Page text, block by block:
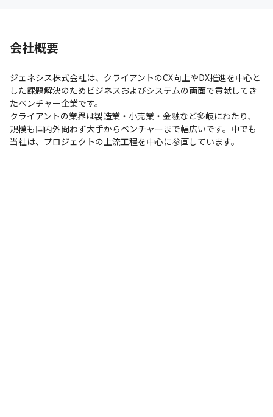
会社概要
ジェネシス株式会社は、クライアントのCX向上やDX推進を中心と
した課題解決のためビジネスおよびシステムの両面で貢献してき
たベンチャー企業です。
クライアントの業界は製造業・小売業・金融など多岐にわたり、
規模も国内外問わず大手からベンチャーまで幅広いです。中でも
当社は、プロジェクトの上流工程を中心に参画しています。